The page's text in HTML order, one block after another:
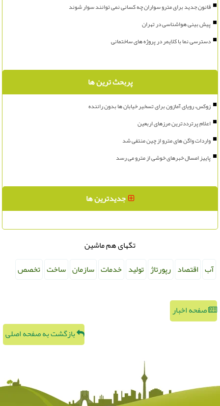
قانون جدید برای مترو سواران چه کسانی نمی توانند سوار شوند
پیش بینی هواشناسی در تهران
دسترسی نما با کلایمر در پروژه های ساختمانی
پربحث ترین ها
زوکس، رویای آمازون برای تسخیر خیابان ها بدون راننده
اعلام پرترددترین مرزهای اربعین
واردات واگن های مترو از چین منتفی شد
پاییز امسال خبرهای خوشی از مترو می رسد
جدیدترین ها
تگهای هم ماشین
آب
اقتصاد رپورتاژ تولید خدمات سازمان ساخت تخصص
صفحه اخبار
بازگشت به صفحه اصلی